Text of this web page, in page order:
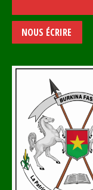
NOUS ÉCRIRE